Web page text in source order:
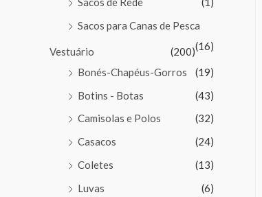
Sacos para Canas de Pesca
(16)
Vestuário
(200)
Bonés-Chapéus-Gorros
(19)
Botins - Botas
(43)
Camisolas e Polos
(32)
Casacos
(24)
Coletes
(13)
Luvas
(6)